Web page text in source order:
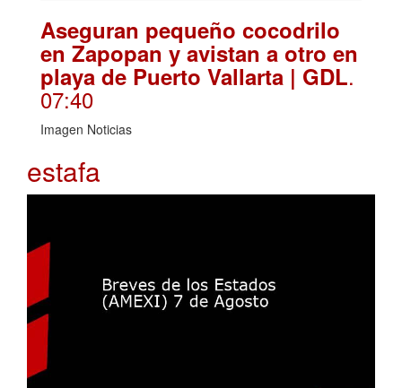
Aseguran pequeño cocodrilo
en Zapopan y avistan a otro en
playa de Puerto Vallarta | GDL.
07:40
Imagen Noticias
estafa